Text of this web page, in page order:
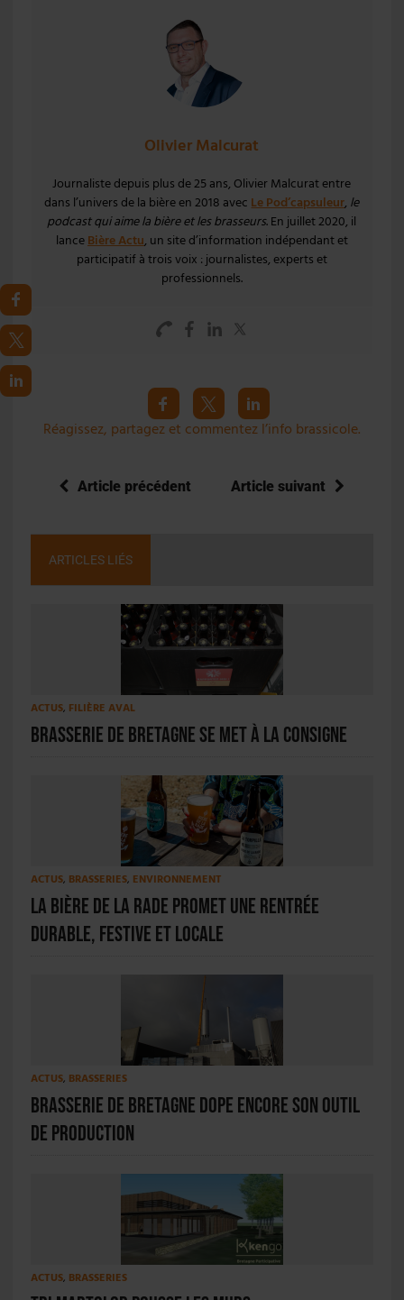
Olivier Malcurat
Journaliste depuis plus de 25 ans, Olivier Malcurat entre
dans l’univers de la bière en 2018 avecLe Pod’capsuleur, le
podcast qui aime la bière et les brasseurs. En juillet 2020, il
lanceBière Actu, un site d’information indépendant et
participatif à trois voix : journalistes, experts et
professionnels.
Réagissez, partagez et commentez l’info brassicole.
Article précédent Article suivant
ARTICLES LIÉS
ACTUS, FILIÈRE AVAL
Brasserie de Bretagne se met à la consigne
ACTUS, BRASSERIES, ENVIRONNEMENT
La Bière de la Rade promet une rentrée
durable, festive et locale
ACTUS, BRASSERIES
Brasserie de Bretagne dope encore son outil
de production
ACTUS, BRASSERIES